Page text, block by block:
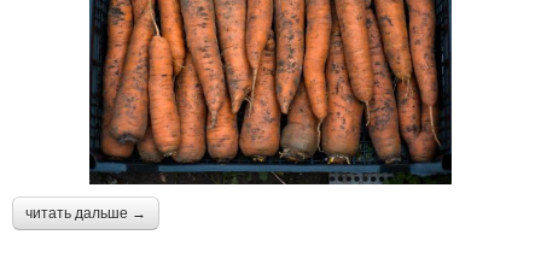
читать дальше →